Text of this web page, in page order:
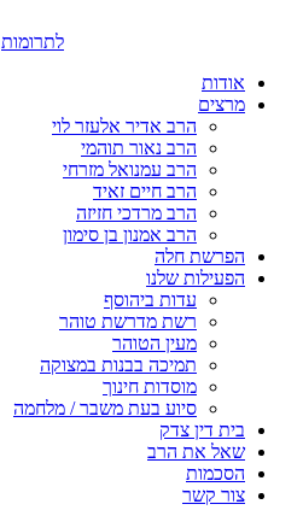
לתרומות
אודות
מרצים
הרב אדיר אלעזר לוי
הרב נאור תוהמי
הרב עמנואל מזרחי
הרב חיים זאיד
הרב מרדכי חזיזה
הרב אמנון בן סימון
הפרשת חלה
הפעילות שלנו
עדות ביהוסף
רשת מדרשת טוהר
מעין הטוהר
תמיכה בבנות במצוקה
מוסדות חינוך
סיוע בעת משבר / מלחמה
בית דין צדק
שאל את הרב
הסכמות
צור קשר